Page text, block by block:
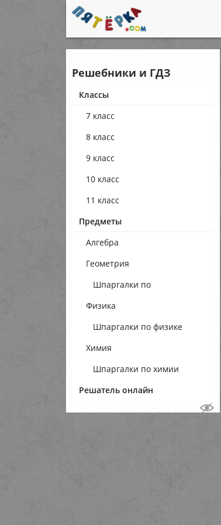
Решебники и ГДЗ
Классы
7 класс
8 класс
9 класс
10 класс
11 класс
Предметы
Алгебра
Геометрия
Шпаргалки по
геометрии
Физика
Шпаргалки по физике
Химия
Шпаргалки по химии
Решатель онлайн